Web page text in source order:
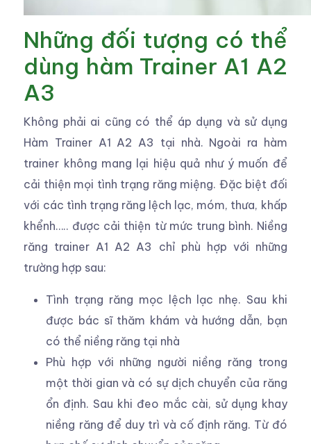
Những đối tượng có thể
dùng hàm Trainer A1 A2
A3
Không phải ai cũng có thể áp dụng và sử dụng
Hàm Trainer A1 A2 A3 tại nhà. Ngoài ra hàm
trainer không mang lại hiệu quả như ý muốn để
cải thiện mọi tình trạng răng miệng. Đặc biệt đối
với các tình trạng răng lệch lạc, móm, thưa, khấp
khểnh….. được cải thiện từ mức trung bình. Niềng
răng trainer A1 A2 A3 chỉ phù hợp với những
trường hợp sau:
Tình trạng răng mọc lệch lạc nhẹ. Sau khi
được bác sĩ thăm khám và hướng dẫn, bạn
có thể niềng răng tại nhà
Phù hợp với những người niềng răng trong
một thời gian và có sự dịch chuyển của răng
ổn định. Sau khi đeo mắc cài, sử dụng khay
niềng răng để duy trì và cố định răng. Từ đó